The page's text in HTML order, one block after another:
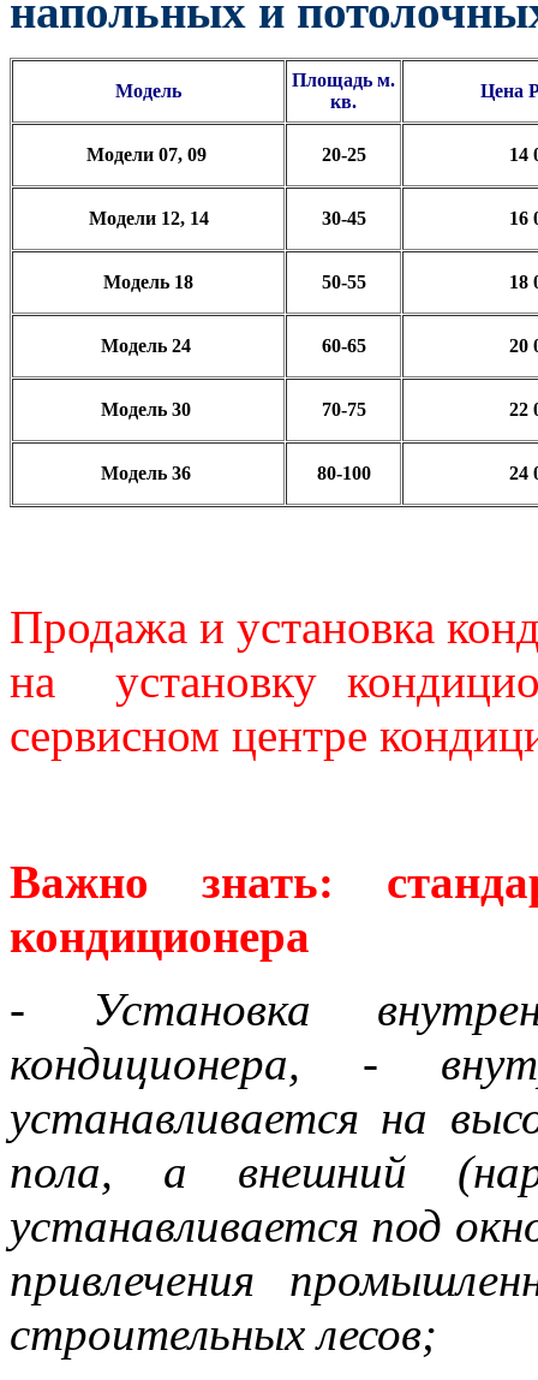
напольных и
Модель
Площадь м.
кв.
Цена
Модели 07, 09 20-25 14
Модели 12, 14 30-45 16
Модель 18 50-55 18
Модель 24 60-65 20
Модель 30 70-75 22
Модель 36 80-100 24
Продажа и установка
на установку
сервисном центре
Важно знать:
кондиционера
- Установка
кондиционера, -
устанавливается на
пола, а внешний
устанавливается под
привлечения
строительных лесов;